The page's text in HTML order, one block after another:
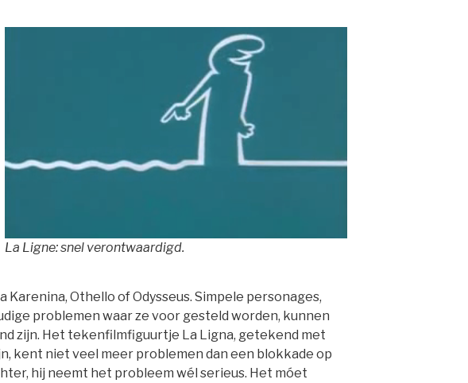
La Ligne: snel verontwaardigd.
Karenina, Othello of Odysseus. Simpele personages,
problemen waar ze voor gesteld worden, kunnen
zijn. Het tekenfilmfiguurtje La Ligna, getekend met
kent niet veel meer problemen dan een blokkade op
hij neemt het probleem wél serieus. Het móet